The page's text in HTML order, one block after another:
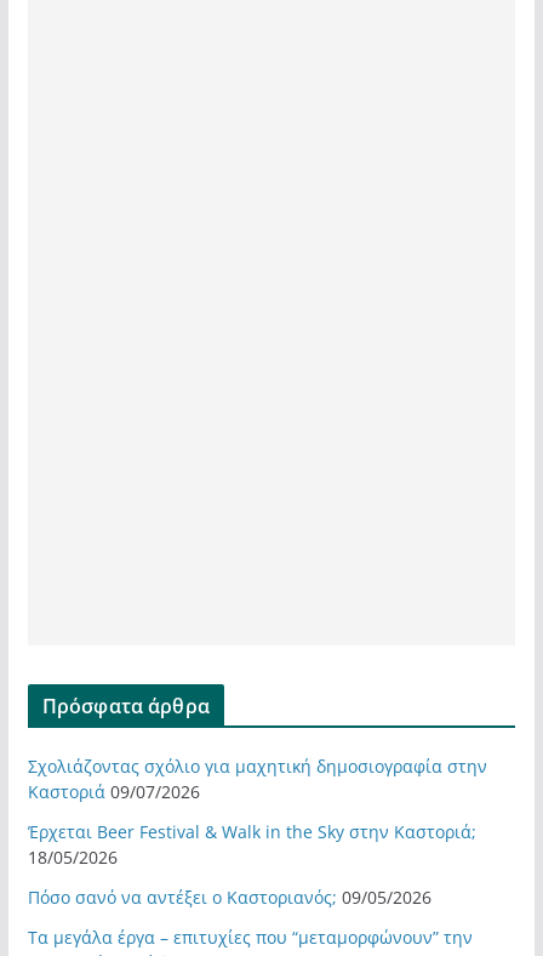
Πρόσφατα άρθρα
Σχολιάζοντας σχόλιο για μαχητική δημοσιογραφία στην
Καστοριά 09/07/2026
Έρχεται Beer Festival & Walk in the Sky στην Καστοριά;
18/05/2026
Πόσο σανό να αντέξει ο Καστοριανός; 09/05/2026
Τα μεγάλα έργα – επιτυχίες που “μεταμορφώνουν” την